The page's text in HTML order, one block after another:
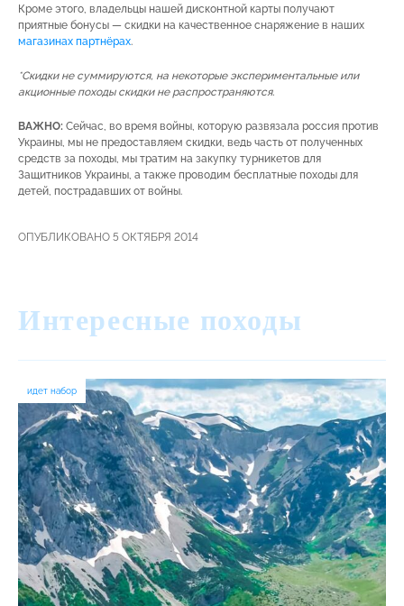
Кроме этого, владельцы нашей дисконтной карты получают
приятные бонусы — скидки на качественное снаряжение в наших
магазинах партнёрах.
*Скидки не суммируются, на некоторые экспериментальные или
акционные походы скидки не распространяются.
ВАЖНО: Сейчас, во время войны, которую развязала россия против
Украины, мы не предоставляем скидки, ведь часть от полученных
средств за походы, мы тратим на закупку турникетов для
Защитников Украины, а также проводим бесплатные походы для
детей, пострадавших от войны.
ОПУБЛИКОВАНО 5 ОКТЯБРЯ 2014
Интересные походы
идет набор